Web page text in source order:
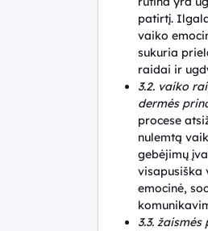
patirtį.
vaiko
sukuria
raidai ir
3.2. vaiko
dermės
procese
nulemtą
gebėjimų
visapusiška
emocinė,
3.3.